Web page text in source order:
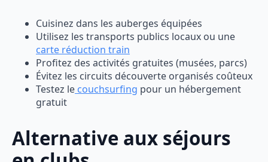
Cuisinez dans les auberges équipées
Utilisez les transports publics locaux ou une
carte réduction train
Profitez des activités gratuites (musées, parcs)
Évitez les circuits découverte organisés coûteux
Testez le couchsurfing pour un hébergement
gratuit
Alternative aux séjours